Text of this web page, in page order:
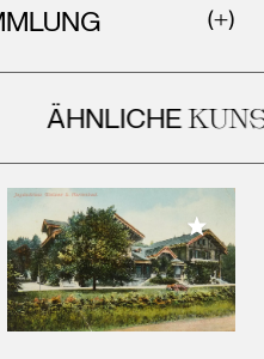
ÄHNLICHE
hinzufügen Meiner